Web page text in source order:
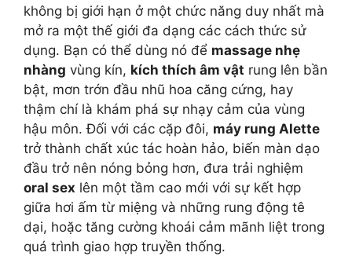
không bị giới hạn ở một chức năng duy nhất mà
mở ra một thế giới đa dạng các cách thức sử
dụng. Bạn có thể dùng nó để massage nhẹ
nhàng vùng kín, kích thích âm vật rung lên bần
bật, mơn trớn đầu nhũ hoa căng cứng, hay
thậm chí là khám phá sự nhạy cảm của vùng
hậu môn. Đối với các cặp đôi, máy rung Alette
trở thành chất xúc tác hoàn hảo, biến màn dạo
đầu trở nên nóng bỏng hơn, đưa trải nghiệm
oral sex lên một tầm cao mới với sự kết hợp
giữa hơi ấm từ miệng và những rung động tê
dại, hoặc tăng cường khoái cảm mãnh liệt trong
quá trình giao hợp truyền thống.